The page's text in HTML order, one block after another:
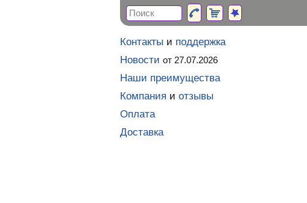
Контакты и поддержка
Новости от 27.07.2026
Наши преимущества
Компания и отзывы
Оплата
Доставка